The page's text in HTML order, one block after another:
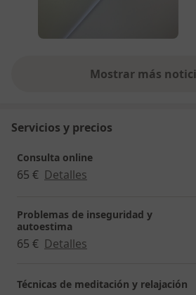
más personas adaptándose a
Servicios y precios
Consulta online
65 € Detalles
Problemas de inseguridad y
autoestima
65 € Detalles
Técnicas de meditación y relajación